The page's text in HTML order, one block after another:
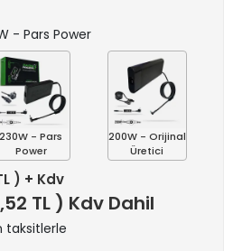
- Pars Power
230W - Pars
Power
200W - Orijinal
Üretici
) + Kdv
TL ) Kdv Dahil
taksitlerle